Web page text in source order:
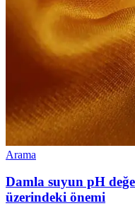
Arama
Damla suyun pH
üzerindeki önemi